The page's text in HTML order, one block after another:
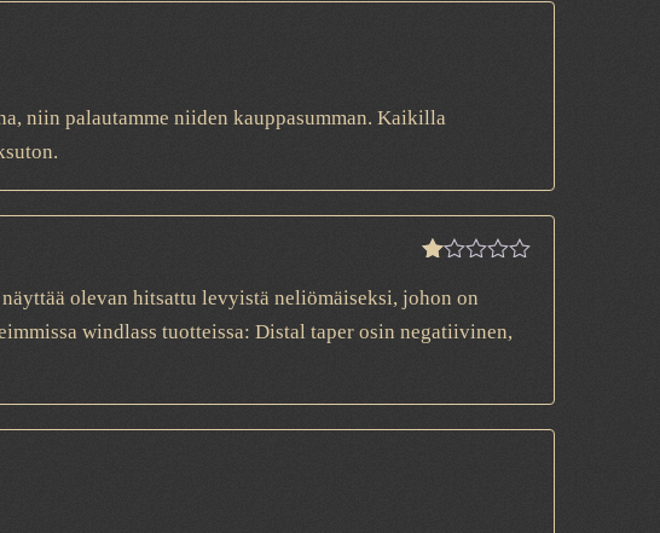
niin palautamme niiden kauppasumman. Kaikilla
1
out
of
olevan hitsattu levyistä neliömäiseksi, johon on
windlass tuotteissa: Distal taper osin negatiivinen,